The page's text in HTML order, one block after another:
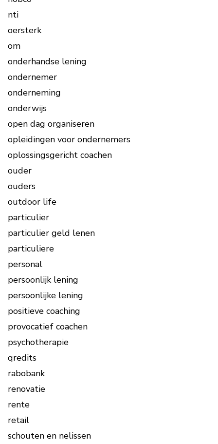
nti
oersterk
om
onderhandse lening
ondernemer
onderneming
onderwijs
open dag organiseren
opleidingen voor ondernemers
oplossingsgericht coachen
ouder
ouders
outdoor life
particulier
particulier geld lenen
particuliere
personal
persoonlijk lening
persoonlijke lening
positieve coaching
provocatief coachen
psychotherapie
qredits
rabobank
renovatie
rente
retail
schouten en nelissen